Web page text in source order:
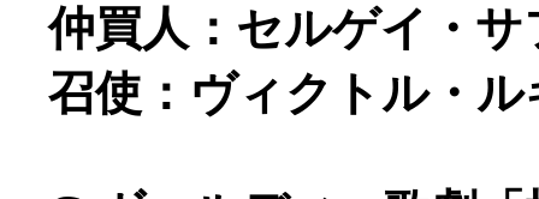
仲買人：セルゲイ・サ
召使：ヴィクトル・